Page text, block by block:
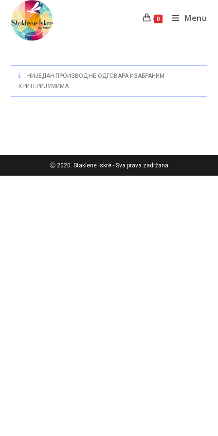
0 Menu
НИЈЕДАН ПРОИЗВОД НЕ ОДГОВАРА ИЗАБРАНИМ
КРИТЕРИЈУМИМА.
Ⓒ 2020. Staklene Iskre - Sva prava zadržana